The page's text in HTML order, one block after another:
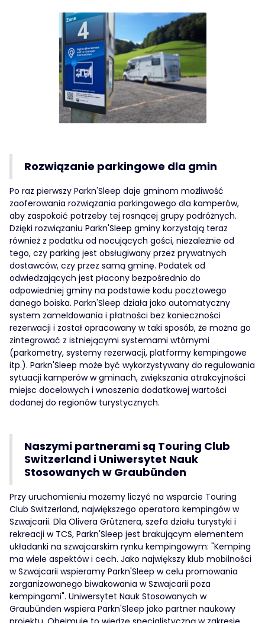
Rozwiązanie parkingowe dla gmin
Po raz pierwszy Parkn'Sleep daje gminom możliwość
zaoferowania rozwiązania parkingowego dla kamperów,
aby zaspokoić potrzeby tej rosnącej grupy podróżnych.
Dzięki rozwiązaniu Parkn'Sleep gminy korzystają teraz
również z podatku od nocujących gości, niezależnie od
tego, czy parking jest obsługiwany przez prywatnych
dostawców, czy przez samą gminę. Podatek od
odwiedzających jest płacony bezpośrednio do
odpowiedniej gminy na podstawie kodu pocztowego
danego boiska. Parkn'Sleep działa jako automatyczny
system zameldowania i płatności bez konieczności
rezerwacji i został opracowany w taki sposób, że można go
zintegrować z istniejącymi systemami wtórnymi
(parkometry, systemy rezerwacji, platformy kempingowe
itp.). Parkn'Sleep może być wykorzystywany do regulowania
sytuacji kamperów w gminach, zwiększania atrakcyjności
miejsc docelowych i wnoszenia dodatkowej wartości
dodanej do regionów turystycznych.
Naszymi partnerami są Touring Club
Switzerland i Uniwersytet Nauk
Stosowanych w Graubünden
Przy uruchomieniu możemy liczyć na wsparcie Touring
Club Switzerland, największego operatora kempingów w
Szwajcarii. Dla Olivera Grütznera, szefa działu turystyki i
rekreacji w TCS, Parkn'Sleep jest brakującym elementem
układanki na szwajcarskim rynku kempingowym: "Kemping
ma wiele aspektów i cech. Jako największy klub mobilności
w Szwajcarii wspieramy Parkn'Sleep w celu promowania
zorganizowanego biwakowania w Szwajcarii poza
kempingami". Uniwersytet Nauk Stosowanych w
Graubünden wspiera Parkn'Sleep jako partner naukowy